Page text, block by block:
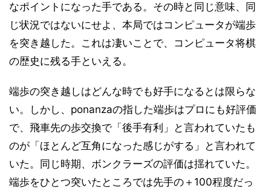
なポイントになった手である。その時と同じ意味、同
じ状況ではないにせよ、本局ではコンピュータが端歩
を突き越した。これは凄いことで、コンピュータ将棋
の歴史に残る手といえる。
端歩の突き越しはどんな時でも好手になるとは限らな
い。しかし、ponanzaの指した端歩はプロにも好評価
で、飛車先の歩交換で「後手有利」と言われていたも
のが「ほとんど互角になった感じがする」と言われて
いた。同じ時期、ボンクラーズの評価は揺れていた。
端歩をひとつ突いたところでは先手の＋100程度だっ